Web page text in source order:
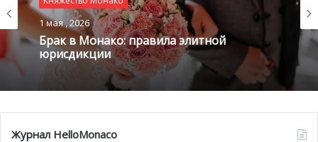
1 мая , 2026
Брак в Монако: правила элитной
юрисдикции
Журнал HelloMonaco